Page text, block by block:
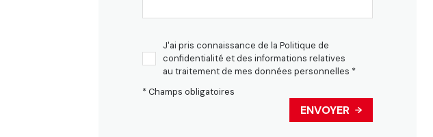
J'ai pris connaissance de la Politique de
confidentialité et des informations relatives
au traitement de mes données personnelles *
* Champs obligatoires
ENVOYER